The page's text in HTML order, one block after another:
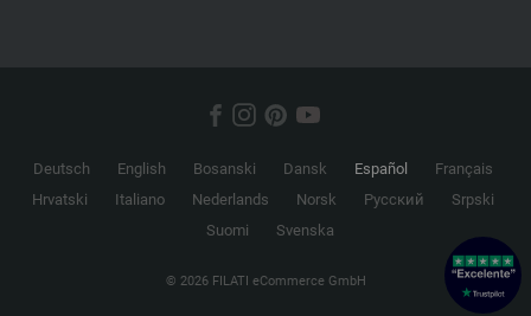
Deutsch English Bosanski Dansk Español
Français
Hrvatski
Italiano Nederlands Norsk Русский
Srpski
Suomi
Svenska
© 2026 FILATI eCommerce GmbH